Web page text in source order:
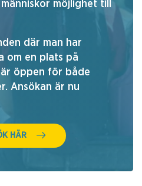
möjlighet till
där man har
om en plats på
öppen för både
Ansökan är nu
HÄR